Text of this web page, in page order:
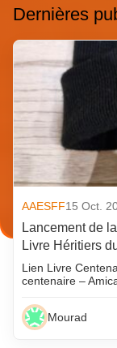
Dernières
AAESFF15 Oct.
Lancement de
Livre Héritiers
Lien Livre
centenaire –
Mourad